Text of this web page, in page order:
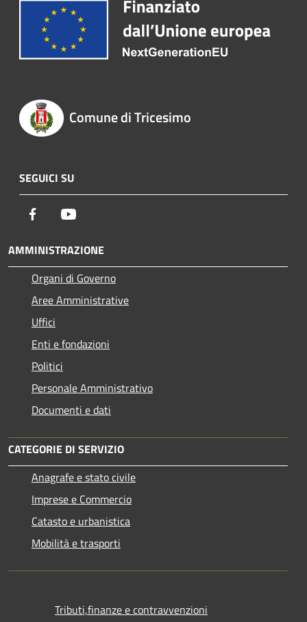
Comune di Tricesimo
SEGUICI SU
Facebook
AMMINISTRAZIONE
Organi di Governo
Aree Amministrative
Uffici
Enti e fondazioni
Politici
Personale Amministrativo
Documenti e dati
CATEGORIE DI SERVIZIO
Anagrafe e stato civile
Imprese e Commercio
Catasto e urbanistica
Mobilità e trasporti
Tributi,finanze e contravvenzioni